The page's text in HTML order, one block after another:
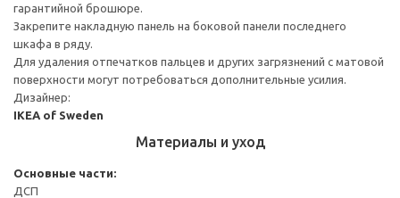
гарантийной брошюре.
Закрепите накладную панель на боковой панели последнего
шкафа в ряду.
Для удаления отпечатков пальцев и других загрязнений с матовой
поверхности могут потребоваться дополнительные усилия.
Дизайнер:
IKEA of Sweden
Материалы и уход
Основные части:
ДСП